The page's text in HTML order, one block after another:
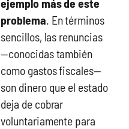
ejemplo más de este
problema. En términos
sencillos, las renuncias
—conocidas también
como gastos fiscales—
son dinero que el estado
deja de cobrar
voluntariamente para